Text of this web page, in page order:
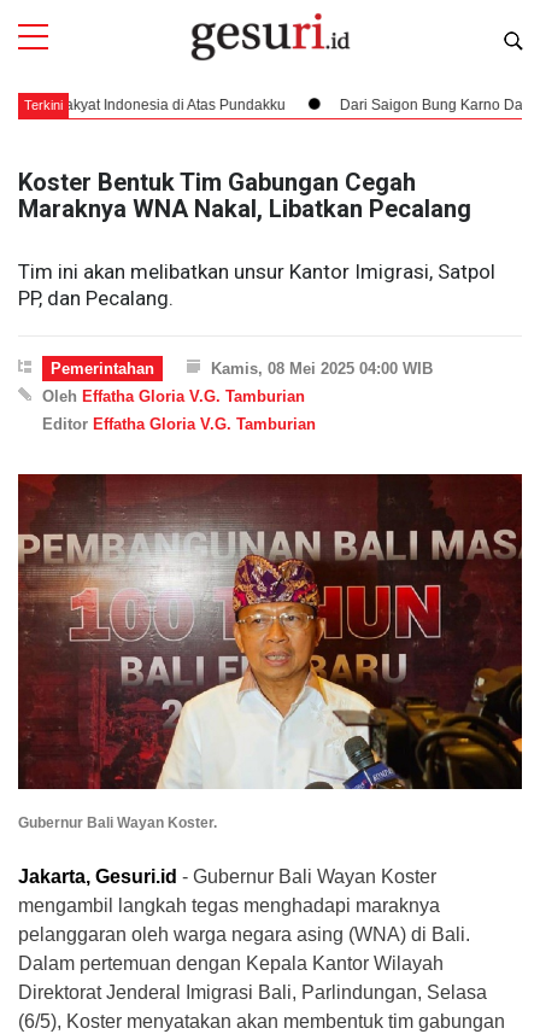
Terkini
Indonesia di Atas Pundakku Dari Saigon Bung Karno Datang
Koster Bentuk Tim Gabungan Cegah
Maraknya WNA Nakal, Libatkan Pecalang
Tim ini akan melibatkan unsur Kantor Imigrasi, Satpol
PP, dan Pecalang.
Pemerintahan
Kamis, 08 Mei 2025 04:00 WIB
Oleh Effatha Gloria V.G. Tamburian
Editor Effatha Gloria V.G. Tamburian
Gubernur Bali Wayan Koster.
Jakarta, Gesuri.id - Gubernur Bali Wayan Koster
mengambil langkah tegas menghadapi maraknya
pelanggaran oleh warga negara asing (WNA) di Bali.
Dalam pertemuan dengan Kepala Kantor Wilayah
Direktorat Jenderal Imigrasi Bali, Parlindungan, Selasa
(6/5), Koster menyatakan akan membentuk tim gabungan